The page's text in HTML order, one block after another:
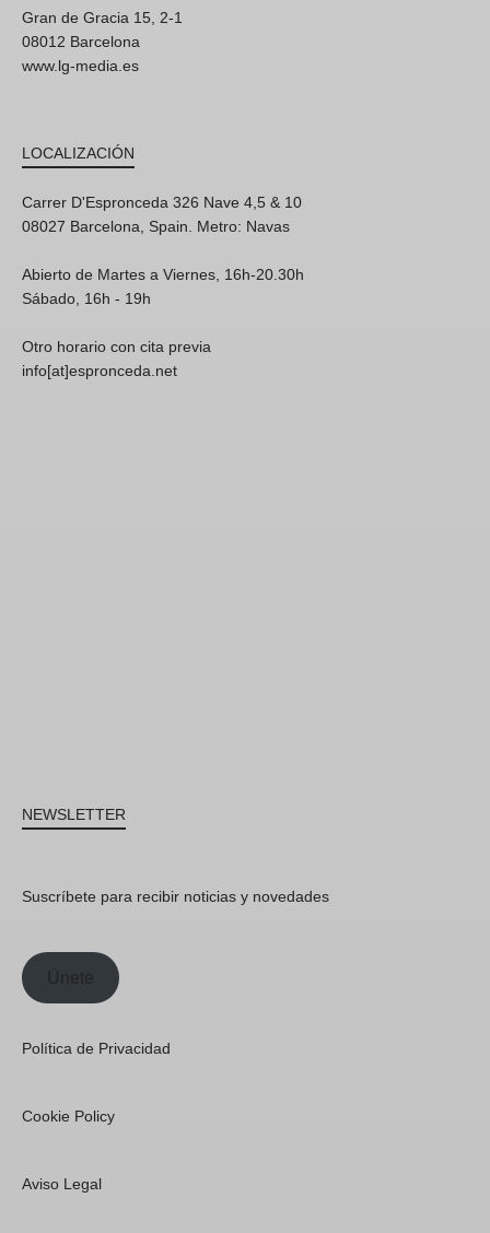
Gran de Gracia 15, 2-1
08012 Barcelona
www.lg-media.es
LOCALIZACIÓN
Carrer D'Espronceda 326 Nave 4,5 & 10
08027 Barcelona, Spain. Metro: Navas
Abierto de Martes a Viernes, 16h-20.30h
Sábado, 16h - 19h
Otro horario con cita previa
info[at]espronceda.net
NEWSLETTER
Suscríbete para recibir noticias y novedades
Únete
Política de Privacidad
Cookie Policy
Aviso Legal